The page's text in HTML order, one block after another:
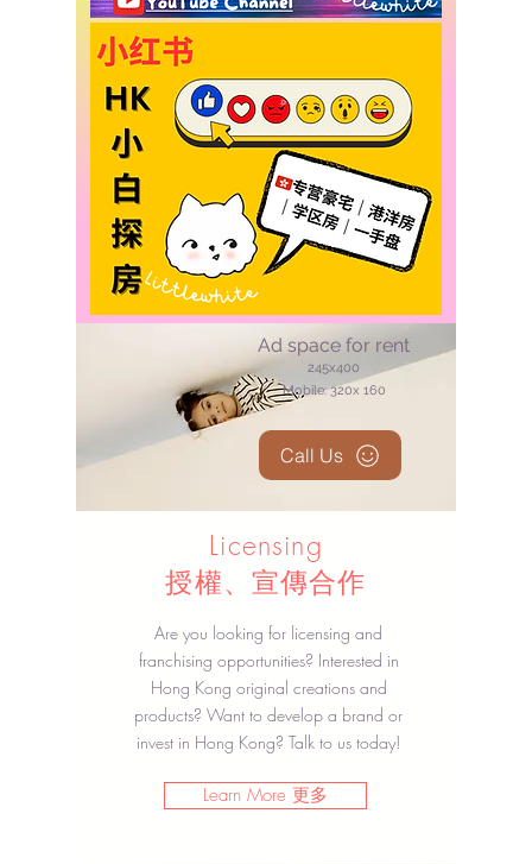
Ad space for rent
245x400
Mobile: 320x 160
Call Us
Licensing
授權、宣傳合作
Are you looking for licensing and
franchising opportunities? Interested in
Hong Kong original creations and
products? Want to develop a brand or
invest in Hong Kong? Talk to us today!
Learn More 更多